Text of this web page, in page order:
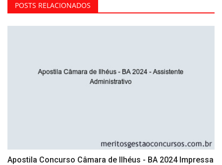
POSTS RELACIONADOS
Apostila Concurso Câmara de Ilhéus - BA 2024 Impressa